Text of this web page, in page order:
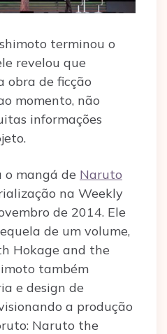
terminou o
revelou que
obra de ficção
momento, não
informações
o mangá de Naruto
na Weekly
de 2014. Ele
de um volume,
Hokage and the
também
e design de
a produção
Naruto the